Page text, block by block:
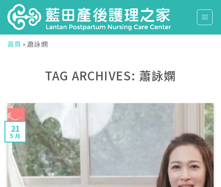
Skip
to
content
首頁 »蕭詠嫻
TAG ARCHIVES: 蕭詠嫻
21
5 月